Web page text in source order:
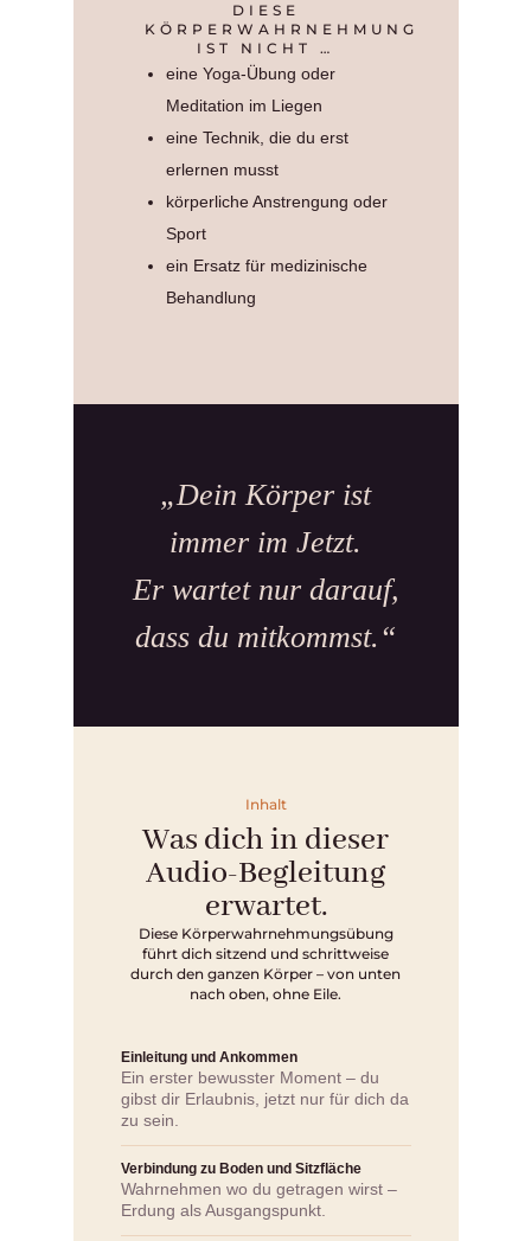
DIESE
KÖRPERWAHRNEHMUNG
IST NICHT …
eine Yoga-Übung oder
Meditation im Liegen
eine Technik, die du erst
erlernen musst
körperliche Anstrengung oder
Sport
ein Ersatz für medizinische
Behandlung
„Dein Körper ist
immer im Jetzt.
Er wartet nur darauf,
dass du mitkommst.“
Inhalt
Was dich in dieser
Audio-Begleitung
erwartet.
Diese Körperwahrnehmungsübung
führt dich sitzend und schrittweise
durch den ganzen Körper – von unten
nach oben, ohne Eile.
Einleitung und Ankommen
Ein erster bewusster Moment – du
gibst dir Erlaubnis, jetzt nur für dich da
zu sein.
Verbindung zu Boden und Sitzfläche
Wahrnehmen wo du getragen wirst –
Erdung als Ausgangspunkt.